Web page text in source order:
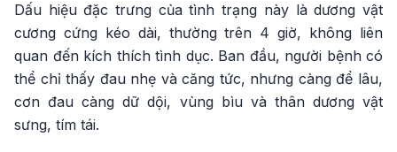
Dấu hiệu đặc trưng của tình trạng này là dương vật
cương cứng kéo dài, thường trên 4 giờ, không liên
quan đến kích thích tình dục. Ban đầu, người bệnh có
thể chỉ thấy đau nhẹ và căng tức, nhưng càng để lâu,
cơn đau càng dữ dội, vùng bìu và thân dương vật
sưng, tím tái.